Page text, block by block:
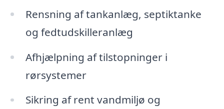
Rensning af tankanlæg, septiktanke
og fedtudskilleranlæg
Afhjælpning af tilstopninger i
rørsystemer
Sikring af rent vandmiljø og